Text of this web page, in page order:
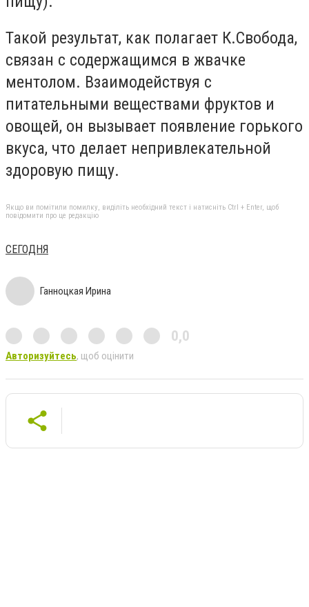
Такой результат, как полагает К.Свобода,
связан с содержащимся в жвачке
ментолом. Взаимодействуя с
питательными веществами фруктов и
овощей, он вызывает появление горького
вкуса, что делает непривлекательной
здоровую пищу.
Якщо ви помітили помилку, виділіть необхідний текст і натисніть Ctrl + Enter, щоб
повідомити про це редакцію
СЕГОДНЯ
Ганноцкая Ирина
0,0
Авторизуйтесь, щоб оцінити